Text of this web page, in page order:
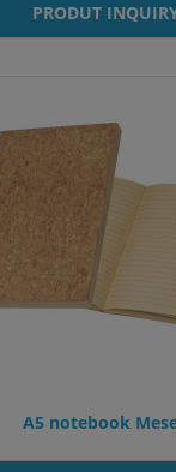
PRODUT
A5 notebook